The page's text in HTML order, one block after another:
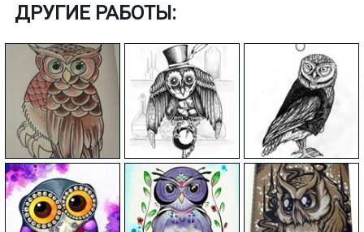
ДРУГИЕ РАБОТЫ: